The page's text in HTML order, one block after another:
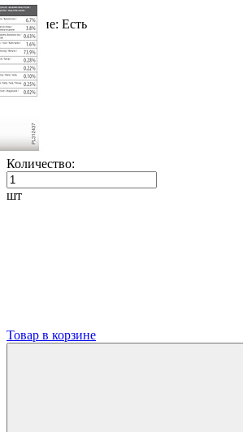
Наличие: Есть
Количество:
шт
Товар в корзине